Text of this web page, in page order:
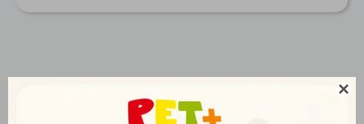

Productos que te pueden interesar